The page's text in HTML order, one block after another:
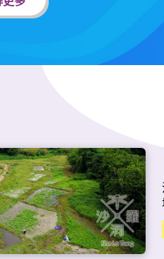
，舉辦了不同類型的工作坊、
工服務、交流等活動，希望擴展
」會員的人際網絡。「連青人網
享用「連青・南昌」內的共享空
設施，讓年青人多一個好去處
南昌社區中心低座地下九龍深水
南昌社區中心高座二樓想使用以
要你介乎12至39 歲，就可在
」App登記成為「連青人
家亦可透過「HKYouth+」App、
昌」的Facebook或Instagram
連青・南昌」的最新動態。